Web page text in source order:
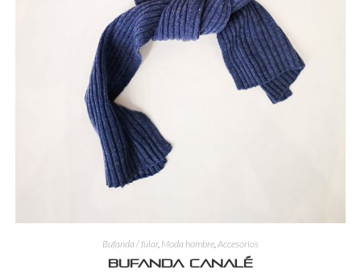
Bufanda / fular, Moda hombre,Accesorios
Bufanda canalé